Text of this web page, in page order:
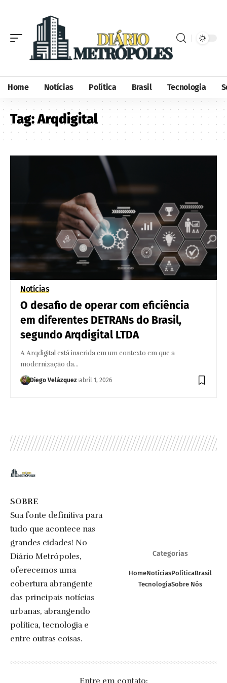
Home Notícias Política Brasil Tecnologia
Tag:Arqdigital
Notícias
O desafio de operar com eficiência
em diferentes DETRANs do Brasil,
segundo Arqdigital LTDA
A Arqdigital está inserida em um contexto em que a
modernização da…
Diego Velázquez abril 1, 2026
SOBRE
Sua fonte definitiva para
tudo que acontece nas
grandes cidades! No
Diário Metrópoles,
oferecemos uma
cobertura abrangente
das principais notícias
urbanas, abrangendo
política, tecnologia e
entre outras coisas.
Categorias
HomeNotíciasPolíticaBrasil
TecnologiaSobre Nós
Entre em contato: